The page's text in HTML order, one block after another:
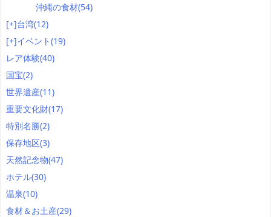
沖縄の食材(54)
[+]台湾(12)
[+]イベント(19)
レア体験(40)
国宝(2)
世界遺産(11)
重要文化財(17)
特別名勝(2)
保存地区(3)
天然記念物(47)
ホテル(30)
温泉(10)
食材＆お土産(29)